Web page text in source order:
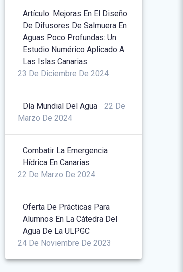
Artículo: Mejoras En El Diseño
De Difusores De Salmuera En
Aguas Poco Profundas: Un
Estudio Numérico Aplicado A
Las Islas Canarias.
23 De Diciembre De 2024
Día Mundial Del Agua
22 De
Marzo De 2024
Combatir La Emergencia
Hídrica En Canarias
22 De Marzo De 2024
Oferta De Prácticas Para
Alumnos En La Cátedra Del
Agua De La ULPGC
24 De Noviembre De 2023